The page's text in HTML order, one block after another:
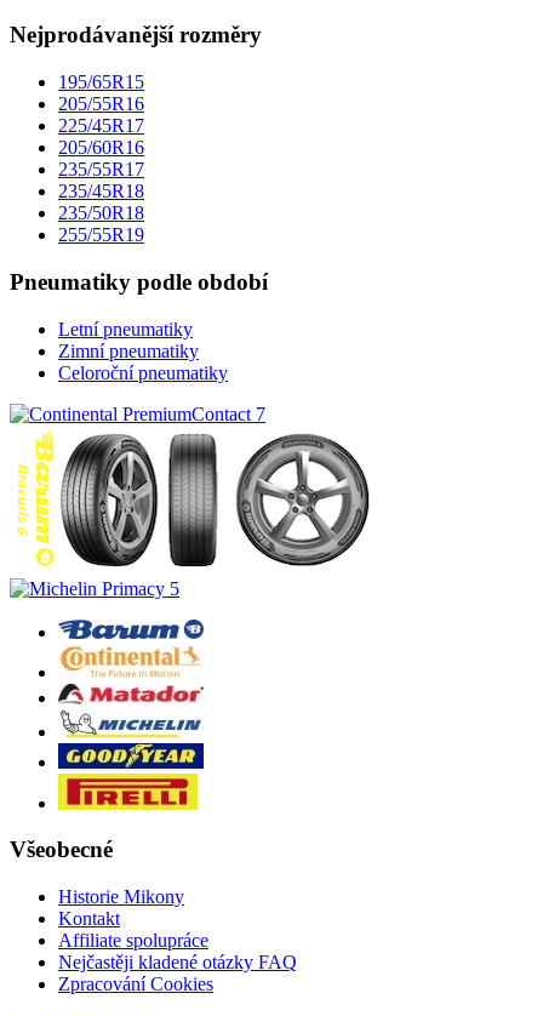
Nejprodávanější rozměry
195/65R15
205/55R16
225/45R17
205/60R16
235/55R17
235/45R18
235/50R18
255/55R19
Pneumatiky podle období
Letní pneumatiky
Zimní pneumatiky
Celoroční pneumatiky
Všeobecné
Historie Mikony
Kontakt
Affiliate spolupráce
Nejčastěji kladené otázky FAQ
Zpracování Cookies